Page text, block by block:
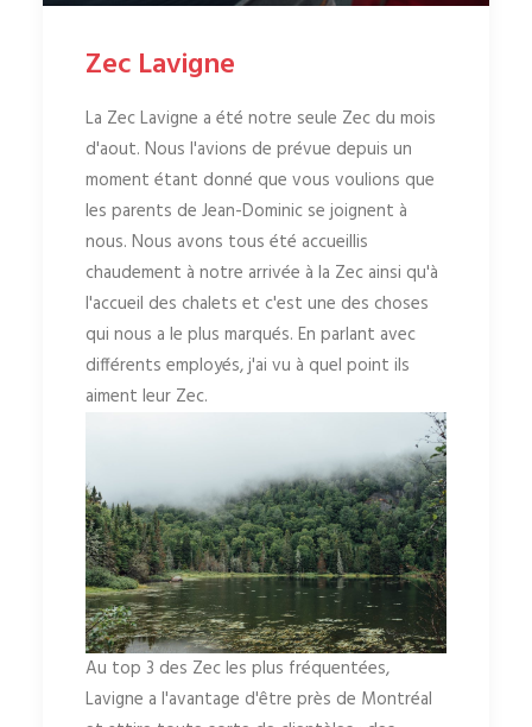
Zec Lavigne
La Zec Lavigne a été notre seule Zec du mois
d'aout. Nous l'avions de prévue depuis un
moment étant donné que vous voulions que
les parents de Jean-Dominic se joignent à
nous. Nous avons tous été accueillis
chaudement à notre arrivée à la Zec ainsi qu'à
l'accueil des chalets et c'est une des choses
qui nous a le plus marqués. En parlant avec
différents employés, j'ai vu à quel point ils
aiment leur Zec.
Au top 3 des Zec les plus fréquentées,
Lavigne a l'avantage d'être près de Montréal